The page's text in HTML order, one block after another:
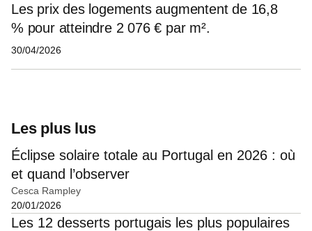
Les prix des logements augmentent de 16,8
% pour atteindre 2 076 € par m².
30/04/2026
Les plus lus
Éclipse solaire totale au Portugal en 2026 : où
et quand l’observer
Cesca Rampley
20/01/2026
Les 12 desserts portugais les plus populaires